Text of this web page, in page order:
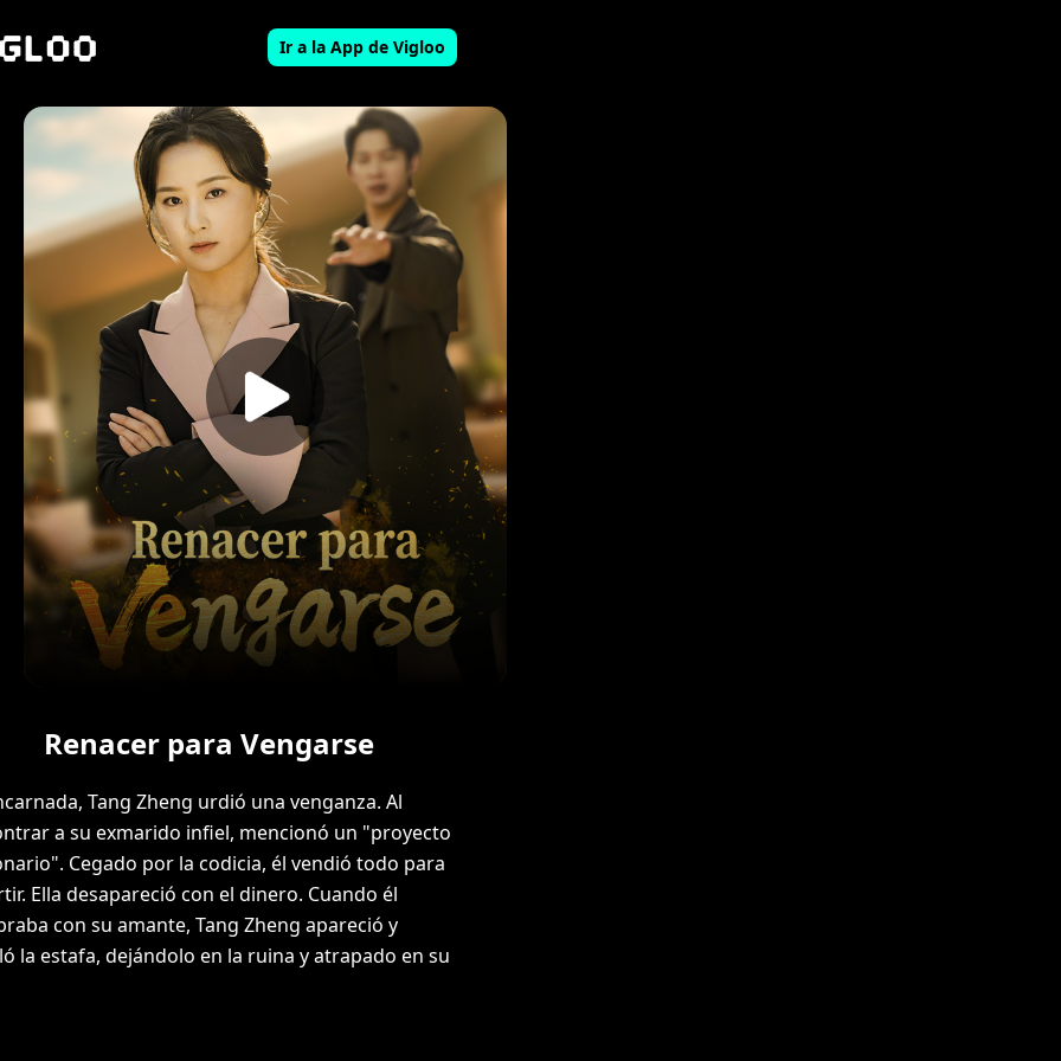
Ir a la App de Vigloo
Renacer para Vengarse
Tang Zheng urdió una venganza. Al
a su exmarido infiel, mencionó un "proyecto
Cegado por la codicia, él vendió todo para
Ella desapareció con el dinero. Cuando él
con su amante, Tang Zheng apareció y
la estafa, dejándolo en la ruina y atrapado en su